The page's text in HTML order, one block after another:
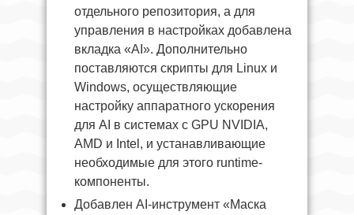
отдельного репозитория, а для
управления в настройках добавлена
вкладка «AI». Дополнительно
поставляются скрипты для Linux и
Windows, осуществляющие
настройку аппаратного ускорения
для AI в системах с GPU NVIDIA,
AMD и Intel, и устанавливающие
необходимые для этого runtime-
компоненты.
Добавлен AI-инструмент «Маска